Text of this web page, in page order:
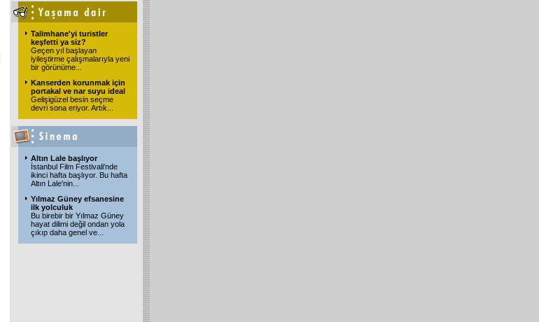
Talimhane'yi turistler
keşfetti ya siz?
Geçen yıl başlayan
iyileştirme çalışmalarıyla yeni
bir görünüme
Kanserden korunmak için
portakal ve nar suyu ideal
Gelişigüzel besin seçme
devri sona eriyor. Artık
Altın Lale başlıyor
İstanbul Film Festivali'nde
ikinci hafta başlıyor. Bu hafta
Altın Lale'nin
Yılmaz Güney efsanesine
ilk yolculuk
Bu birebir bir Yılmaz Güney
hayat dilimi değil ondan yola
çıkıp daha genel ve